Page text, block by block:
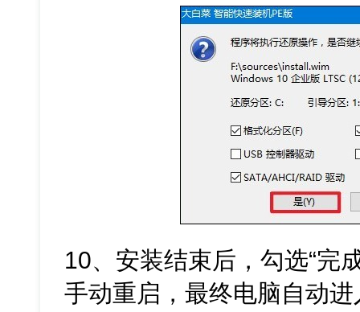
10、安装结束后，勾选“完
手动重启，最终电脑自动